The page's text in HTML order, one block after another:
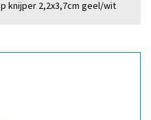
knijper 2,2x3,7cm geel/wit